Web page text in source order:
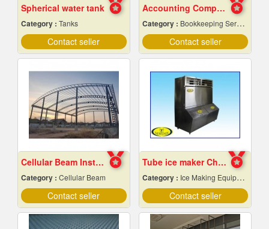
Spherical water tank
Category : Tanks
Contact seller
Accounting Company Bangkok
Category : Bookkeeping Service
Contact seller
Cellular Beam Installation
Category : Cellular Beam
Contact seller
Tube ice maker Chiang Mai
Category : Ice Making Equipment & Machines
Contact seller